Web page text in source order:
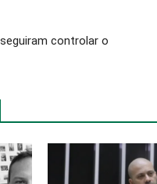
controlar o